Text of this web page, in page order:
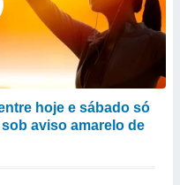
hoje e sábado só
aviso amarelo de